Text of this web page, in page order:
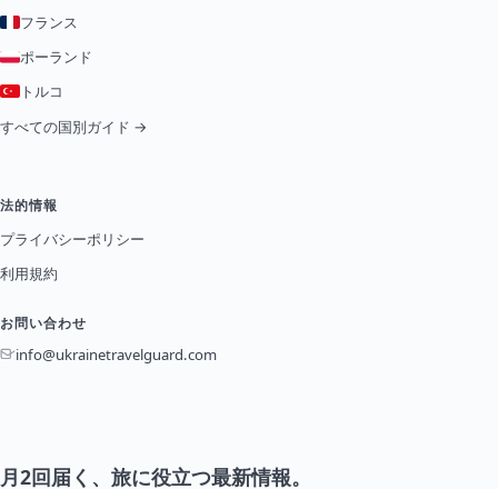
フランス
ポーランド
トルコ
すべての国別ガイド →
法的情報
プライバシーポリシー
利用規約
お問い合わせ
info@ukrainetravelguard.com
月2回届く、旅に役立つ最新情報。